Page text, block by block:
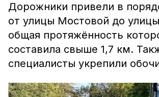
Дорожники привели в
от улицы Мостовой до
общая протяжённость
составила свыше 1,7 км.
специалисты укрепили